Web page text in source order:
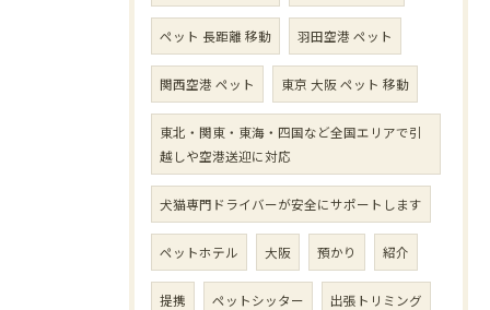
ペット 長距離 移動 羽田空港 ペット
関西空港 ペット 東京 大阪 ペット 移動
東北・関東・東海・四国など全国エリアで引
越しや空港送迎に対応
犬猫専門ドライバーが安全にサポートします
ペットホテル 大阪 預かり 紹介
提携 ペットシッター 出張トリミング